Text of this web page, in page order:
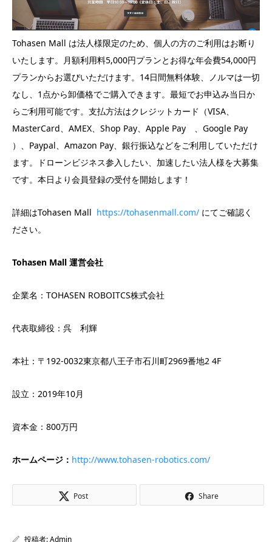
Tohasen Mall は法人様限定のため、個人の方のご利用はお断り
いたします。月額利用料5,000円プランとお得な年会費54,000円
プランからお選びいただけます。14日間無料体験、ノルマは一切
なし、1点から卸価格でご購入できます。最短でお申込み当日か
らご利用可能です。支払方法はクレジットカード（VISA、
MasterCard、AMEX、Shop Pay、Apple Pay 、Google Pay
）、Paypal、Amazon Pay、銀行振込などをご利用していただけ
ます。ドローンビジネス参入したい、加速したい法人様を大募集
です。本日より会員登録の受付を開始します！
詳細はTohasen Mall https://tohasenmall.com/ にてご確認く
ださい。
Tohasen Mall 運営会社
企業名：TOHASEN ROBOITCS株式会社
代表取締役：呉 利輝
本社：〒192-0032東京都八王子市石川町2969番地2 4F
設立：2019年10月
資本金：800万円
ホームページ： http://www.tohasen-robotics.com/
Post Share
投稿者:Admin